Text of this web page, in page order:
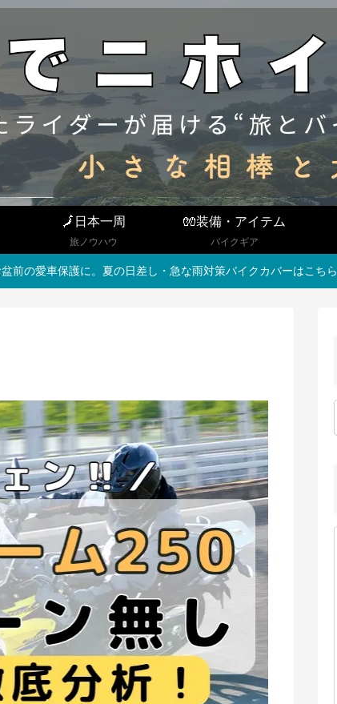
🗾日本一周
旅ノウハウ
🧤装備・アイテム
バイクギア
盆前の愛車保護に。夏の日差し・急な雨対策バイクカバーはこちら